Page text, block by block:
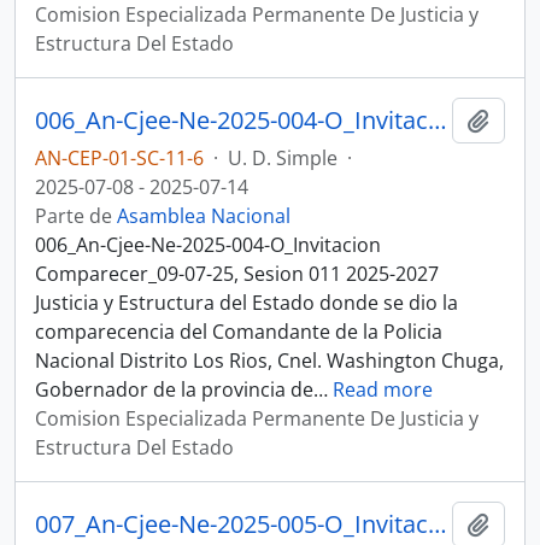
Comision Especializada Permanente De Justicia y
Estructura Del Estado
006_An-Cjee-Ne-2025-004-O_Invitacion Comparecer_09-07-25. Sesion 011 Justicia y Estructura del Estado
AN-CEP-01-SC-11-6 · U. D. Simple ·
2025-07-08 - 2025-07-14
Parte deAsamblea Nacional
006_An-Cjee-Ne-2025-004-O_Invitacion
Comparecer_09-07-25, Sesion 011 2025-2027
Justicia y Estructura del Estado donde se dio la
comparecencia del Comandante de la Policia
Nacional Distrito Los Rios, Cnel. Washington Chuga,
Gobernador de la provincia de… Read more
Comision Especializada Permanente De Justicia y
Estructura Del Estado
007_An-Cjee-Ne-2025-005-O_Invitacion Comparecer_09-07-25, Sesion 011 Justicia y Estructura del Estado